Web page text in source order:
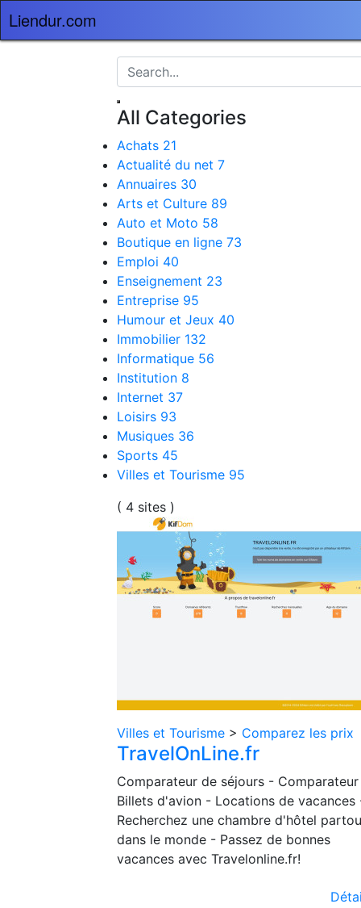
Liendur.com
All Categories
Achats 21
Actualité du net 7
Annuaires 30
Arts et Culture 89
Auto et Moto 58
Boutique en ligne 73
Emploi 40
Enseignement 23
Entreprise 95
Humour et Jeux 40
Immobilier 132
Informatique 56
Institution 8
Internet 37
Loisirs 93
Musiques 36
Sports 45
Villes et Tourisme 95
( 4 sites )
Villes et Tourisme > Comparez les prix
TravelOnLine.fr
Comparateur de séjours - Comparateur
Billets d'avion - Locations de vacances
Recherchez une chambre d'hôtel
dans le monde - Passez de bonnes
vacances avec Travelonline.fr!